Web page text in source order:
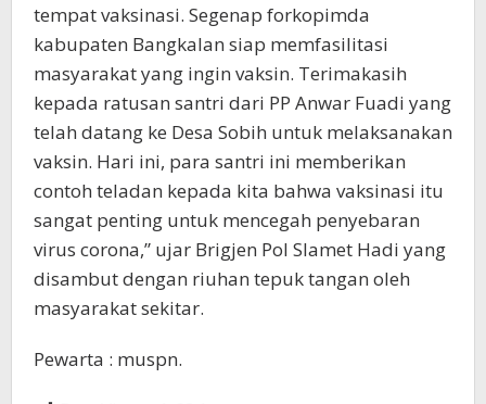
tempat vaksinasi. Segenap forkopimda
kabupaten Bangkalan siap memfasilitasi
masyarakat yang ingin vaksin. Terimakasih
kepada ratusan santri dari PP Anwar Fuadi yang
telah datang ke Desa Sobih untuk melaksanakan
vaksin. Hari ini, para santri ini memberikan
contoh teladan kepada kita bahwa vaksinasi itu
sangat penting untuk mencegah penyebaran
virus corona,” ujar Brigjen Pol Slamet Hadi yang
disambut dengan riuhan tepuk tangan oleh
masyarakat sekitar.
Pewarta : muspn.